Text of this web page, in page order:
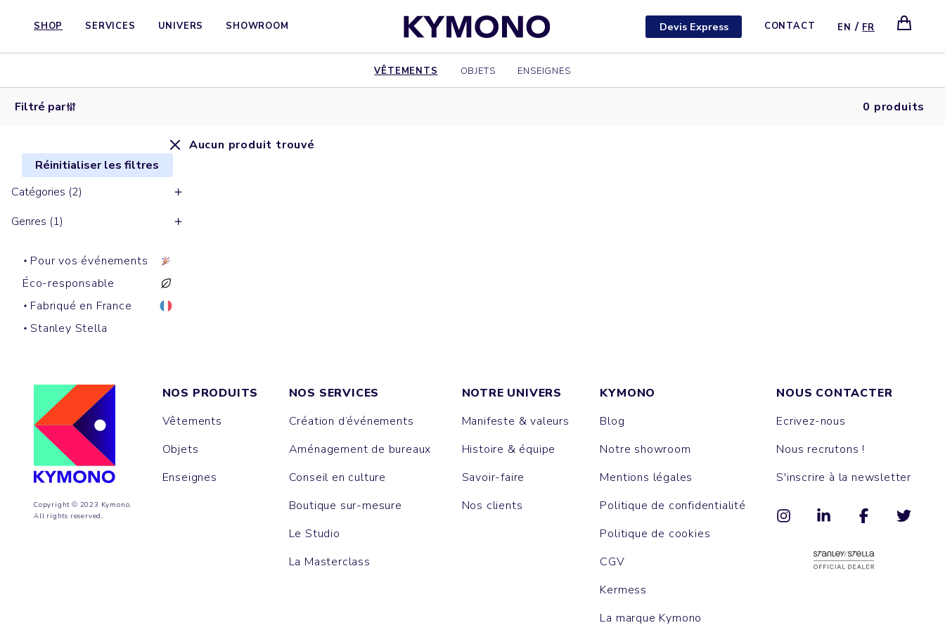
SHOP SERVICES UNIVERS SHOWROOM Devis Express CONTACT EN / FR
VÊTEMENTS OBJETS ENSEIGNES
Filtré par 0 produits
Réinitialiser les filtres
Catégories (2)
Genres (1)
Pour vos événements
Éco-responsable
Fabriqué en France
Stanley Stella
Aucun produit trouvé
Copyright © 2023 Kymono.
All rights reserved.
NOS PRODUITS
Vêtements
Objets
Enseignes
NOS SERVICES
Création d’événements
Aménagement de bureaux
Conseil en culture
Boutique sur-mesure
Le Studio
La Masterclass
NOTRE UNIVERS
Manifeste & valeurs
Histoire & équipe
Savoir-faire
Nos clients
KYMONO
Blog
Notre showroom
Mentions légales
Politique de confidentialité
Politique de cookies
CGV
Kermess
La marque Kymono
NOUS CONTACTER
Ecrivez-nous
Nous recrutons !
S'inscrire à la newsletter